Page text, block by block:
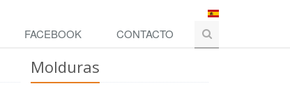
FACEBOOK CONTACTO
Molduras